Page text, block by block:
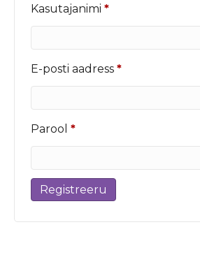
Kasutajanimi *Nõutud
E-posti aadress *Nõutud
Parool *Nõutud
Registreeru